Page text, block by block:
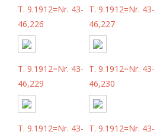
T. 9.1912=Nr. 43-
46,226
T. 9.1912=Nr. 43-
46,227
T. 9.1912=Nr. 43-
46,229
T. 9.1912=Nr. 43-
46,230
T. 9.1912=Nr. 43- T. 9.1912=Nr. 43-